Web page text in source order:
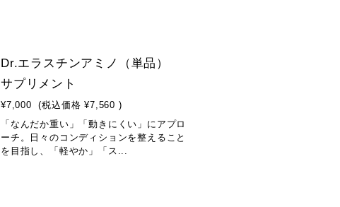
NEW
Dr.エラスチンアミノ（単品）
サプリメント
¥7,000 (税込価格 ¥7,560 )
「なんだか重い」「動きにくい」にアプロ
ーチ。日々のコンディションを整えること
を目指し、「軽やか」「ス...